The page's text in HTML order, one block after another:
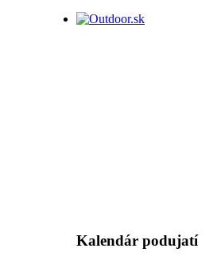
Kalendár podujatí